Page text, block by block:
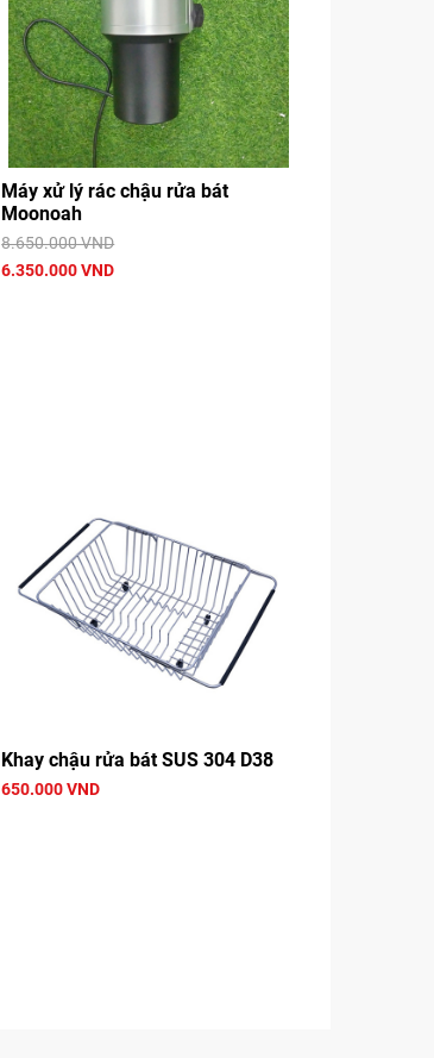
Máy xử lý rác chậu rửa bát
Moonoah
8.650.000 VND
6.350.000 VND
Khay chậu rửa bát SUS 304 D38
650.000 VND